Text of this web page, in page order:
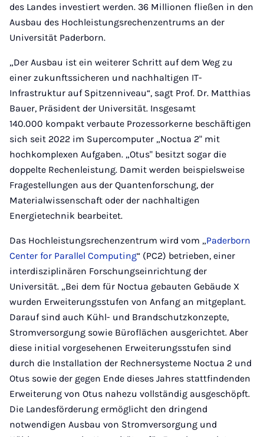
des Landes investiert werden. 36 Millionen fließen in den
Ausbau des Hochleistungsrechenzentrums an der
Universität Paderborn.
„Der Ausbau ist ein weiterer Schritt auf dem Weg zu
einer zukunftssicheren und nachhaltigen IT-
Infrastruktur auf Spitzenniveau“, sagt Prof. Dr. Matthias
Bauer, Präsident der Universität. Insgesamt
140.000 kompakt verbaute Prozessorkerne beschäftigen
sich seit 2022 im Supercomputer „Noctua 2" mit
hochkomplexen Aufgaben. „Otus" besitzt sogar die
doppelte Rechenleistung. Damit werden beispielsweise
Fragestellungen aus der Quantenforschung, der
Materialwissenschaft oder der nachhaltigen
Energietechnik bearbeitet.
Das Hochleistungsrechenzentrum wird vom „Paderborn
Center for Parallel Computing“ (PC2) betrieben, einer
interdisziplinären Forschungseinrichtung der
Universität. „Bei dem für Noctua gebauten Gebäude X
wurden Erweiterungsstufen von Anfang an mitgeplant.
Darauf sind auch Kühl- und Brandschutzkonzepte,
Stromversorgung sowie Büroflächen ausgerichtet. Aber
diese initial vorgesehenen Erweiterungsstufen sind
durch die Installation der Rechnersysteme Noctua 2 und
Otus sowie der gegen Ende dieses Jahres stattfindenden
Erweiterung von Otus nahezu vollständig ausgeschöpft.
Die Landesförderung ermöglicht den dringend
notwendigen Ausbau von Stromversorgung und